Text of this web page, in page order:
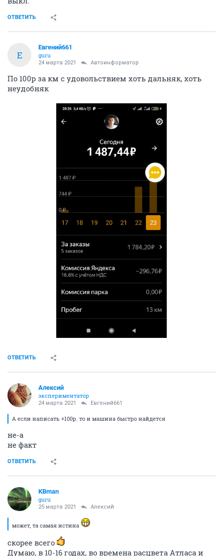
ОТВЕТИТЬ
Е
Евгений661
guru
24 марта 2021 Автоинформатор
По 100р за км с удовольствием хоть дальняк, хоть
неудобняк
ОТВЕТИТЬ
Алексий
экспериментатор
24 марта 2021 Евгений661
А если написать +100р. то и машина быстро найдется
не-а
не факт
ОТВЕТИТЬ
KBman
guru
25 марта 2021 Алексий
может, та самая истина
скорее всего
Думаю, в 10-16 годах, во времена расцвета Атласа и